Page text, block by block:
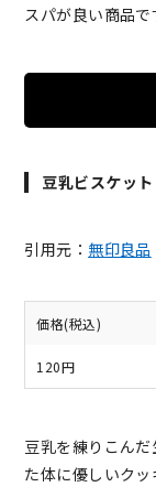
スパが良い商品で
豆乳ビスケット
引用元： 無印良品
価格(税込)
120円
豆乳を練りこん
た体に優しいクッ